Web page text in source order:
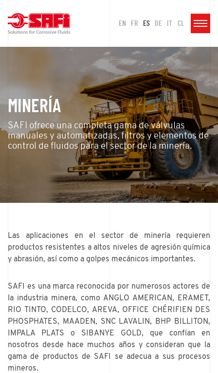
EN FR ES DE IT CL
MINERÍA
SAFI ofrece una completa gama de válvulas
manuales y automatizadas, filtros y elementos de
control de fluidos para el sector de la minería.
Las aplicaciones en el sector de minería requieren
productos resistentes a altos niveles de agresión química
y abrasión, así como a golpes mecánicos importantes.
SAFI es una marca reconocida por numerosos actores de
la industria minera, como ANGLO AMERICAN, ERAMET,
RIO TINTO, CODELCO, AREVA, OFFICE CHÉRIFIEN DES
PHOSPHATES, MAADEN, SNC LAVALIN, BHP BILLITON,
IMPALA PLATS o SIBANYE GOLD, que confían en
nosotros desde hace muchos años y consideran que la
gama de productos de SAFI se adecua a sus procesos
mineros.